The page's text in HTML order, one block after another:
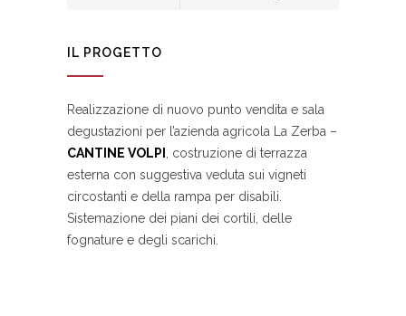
IL PROGETTO
Realizzazione di nuovo punto vendita e sala
degustazioni per l’azienda agricola La Zerba –
CANTINE VOLPI , costruzione di terrazza
esterna con suggestiva veduta sui vigneti
circostanti e della rampa per disabili.
Sistemazione dei piani dei cortili, delle
fognature e degli scarichi.